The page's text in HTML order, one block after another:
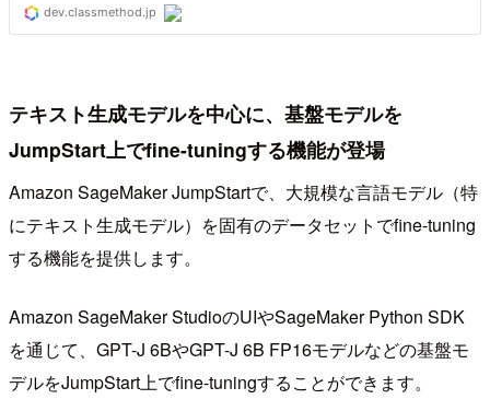
テキスト生成モデルを中心に、基盤モデルを
JumpStart上でfine-tuningする機能が登場
Amazon SageMaker JumpStartで、大規模な言語モデル（特
にテキスト生成モデル）を固有のデータセットでfine-tuning
する機能を提供します。
Amazon SageMaker StudioのUIやSageMaker Python SDK
を通じて、GPT-J 6BやGPT-J 6B FP16モデルなどの基盤モ
デルをJumpStart上でfine-tuningすることができます。